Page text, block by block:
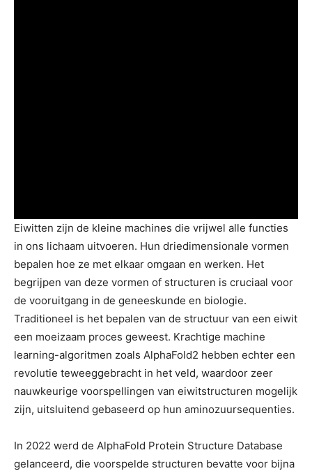
Eiwitten zijn de kleine machines die vrijwel alle functies
in ons lichaam uitvoeren. Hun driedimensionale vormen
bepalen hoe ze met elkaar omgaan en werken. Het
begrijpen van deze vormen of structuren is cruciaal voor
de vooruitgang in de geneeskunde en biologie.
Traditioneel is het bepalen van de structuur van een eiwit
een moeizaam proces geweest. Krachtige machine
learning-algoritmen zoals AlphaFold2 hebben echter een
revolutie teweeggebracht in het veld, waardoor zeer
nauwkeurige voorspellingen van eiwitstructuren mogelijk
zijn, uitsluitend gebaseerd op hun aminozuursequenties.
In 2022 werd de AlphaFold Protein Structure Database
gelanceerd, die voorspelde structuren bevatte voor bijna